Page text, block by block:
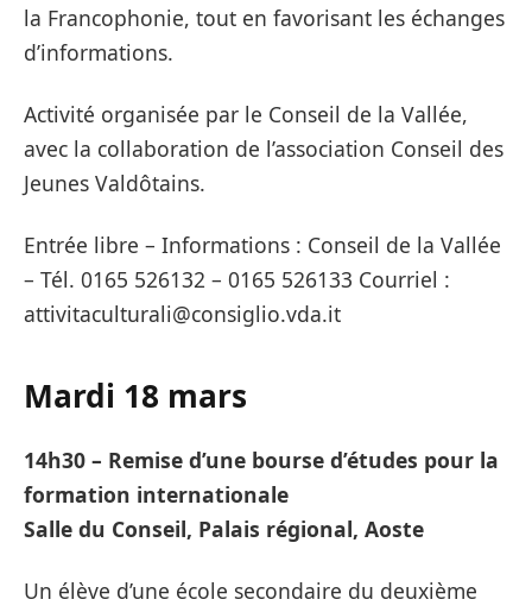
la Francophonie, tout en favorisant les échanges
d’informations.
Activité organisée par le Conseil de la Vallée,
avec la collaboration de l’association Conseil des
Jeunes Valdôtains.
Entrée libre – Informations : Conseil de la Vallée
– Tél. 0165 526132 – 0165 526133 Courriel :
attivitaculturali@consiglio.vda.it
Mardi 18 mars
14h30 – Remise d’une bourse d’études pour la
formation internationale
Salle du Conseil, Palais régional, Aoste
Un élève d’une école secondaire du deuxième